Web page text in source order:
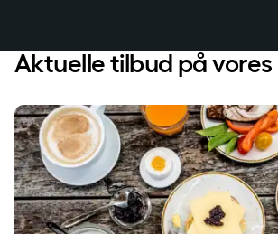
Aktuelle tilbud på
Overnatning med morgenbuffet